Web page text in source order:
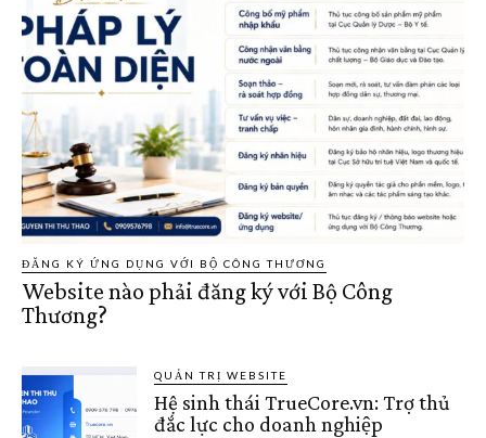
ĐĂNG KÝ ỨNG DỤNG VỚI BỘ CÔNG THƯƠNG
Website nào phải đăng ký với Bộ Công
Thương?
QUẢN TRỊ WEBSITE
Hệ sinh thái TrueCore.vn: Trợ thủ
đắc lực cho doanh nghiệp